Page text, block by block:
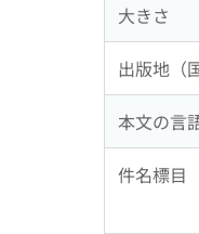
大きさ
出版地（
本文の言
件名標目